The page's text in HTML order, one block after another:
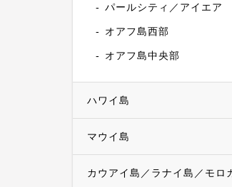
パールシティ／アイエア
オアフ島西部
オアフ島中央部
ハワイ島
マウイ島
カウアイ島／ラナイ島／モロ